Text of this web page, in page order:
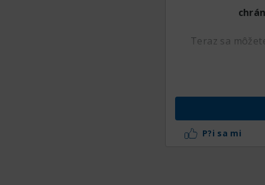
Teraz sa
Čo vám
Všetky údaje,
P?i sa mi